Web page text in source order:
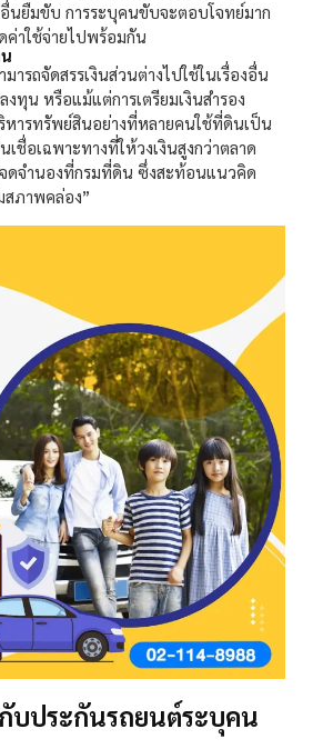
นยืมขับ การระบุคนขับจะตอบโจทย์มาก
ค่าใช้จ่ายไปพร้อมกัน
มารถจัดสรรเงินส่วนต่างไปใช้ในเรื่องอื่น
ทุน หรือแม้แต่การเตรียมเงินสำรอง
หารทรัพย์สินอย่างที่หลายคนใช้ที่ดินเป็น
ชื่อเฉพาะทางที่ให้วงเงินสูงกว่าตลาด
จดจำนองที่กรมที่ดิน ซึ่งสะท้อนแนวคิด
สภาพคล่อง”
บประกันรถยนต์ระบุคน